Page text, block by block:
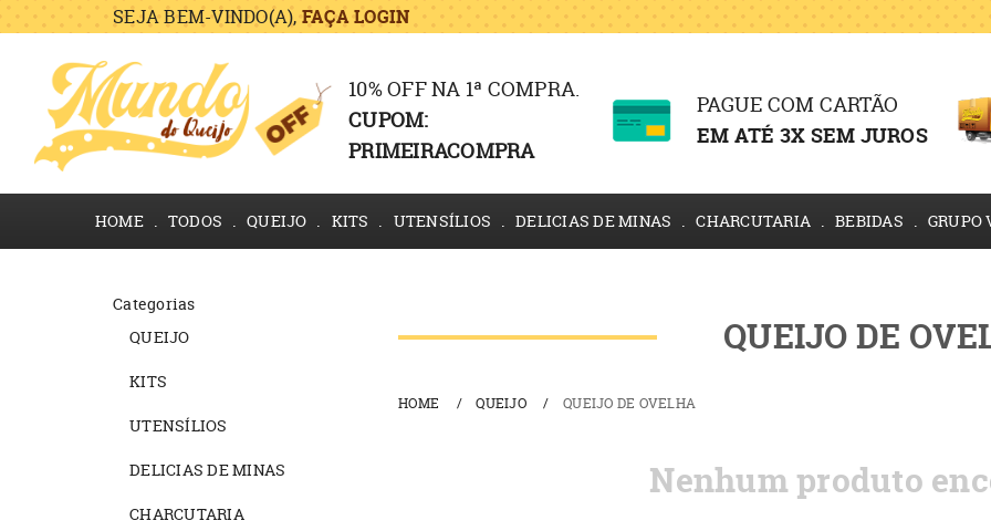
SEJA BEM-VINDO(A), FAÇA LOGIN
10% OFF NA 1ª COMPRA.
CUPOM:
PRIMEIRACOMPRA
PAGUE COM CARTÃO
EM ATÉ 3X SEM JUROS
HOME TODOS QUEIJO KITS UTENSÍLIOS DELICIAS DE MINAS CHARCUTARIA BEBIDAS GRUPO
Categorias
QUEIJO
KITS
UTENSÍLIOS
DELICIAS DE MINAS
CHARCUTARIA
QUEIJO DE
HOME QUEIJO QUEIJO DE OVELHA
Nenhum produto